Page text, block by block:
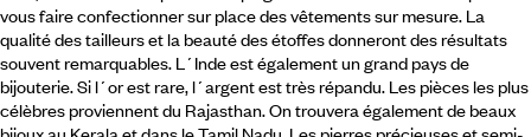
vous faire confectionner sur place des vêtements sur mesure. La
qualité des tailleurs et la beauté des étoffes donneront des résultats
souvent remarquables. L´Inde est également un grand pays de
bijouterie. Si l´or est rare, l´argent est très répandu. Les pièces les plus
célèbres proviennent du Rajasthan. On trouvera également de beaux